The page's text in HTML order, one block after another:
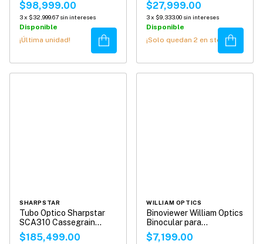
$98,999.00
3x $32,999.67 sin intereses
Disponible
¡Última unidad!
Comprar
$27,999.00
3x $9,333.00 sin intereses
Disponible
¡Solo quedan 2 en stock!Comprar
SHARPSTAR
Tubo Optico Sharpstar
SCA310 Cassegrain
Reflector
$185,499.00
WILLIAM OPTICS
Binoviewer William Optics
Binocular para
Telescopios
$7,199.00